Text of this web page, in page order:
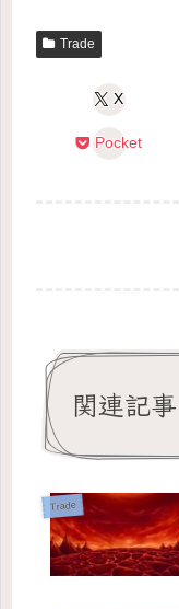
Trade
X
Pocket
関連記事
Trade